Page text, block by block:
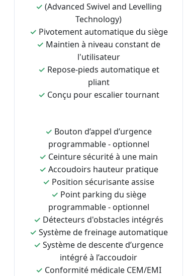
✓ (Advanced Swivel and Levelling
Technology)
✓ Pivotement automatique du siège
✓ Maintien à niveau constant de
l'utilisateur
✓ Repose-pieds automatique et
pliant
✓ Conçu pour escalier tournant
✓ Bouton d’appel d’urgence
programmable - optionnel
✓ Ceinture sécurité à une main
✓ Accoudoirs hauteur pratique
✓ Position sécurisante assise
✓ Point parking du siège
programmable - optionnel
✓ Détecteurs d'obstacles intégrés
✓ Système de freinage automatique
✓ Système de descente d’urgence
intégré à l’accoudoir
✓ Conformité médicale CEM/EMI